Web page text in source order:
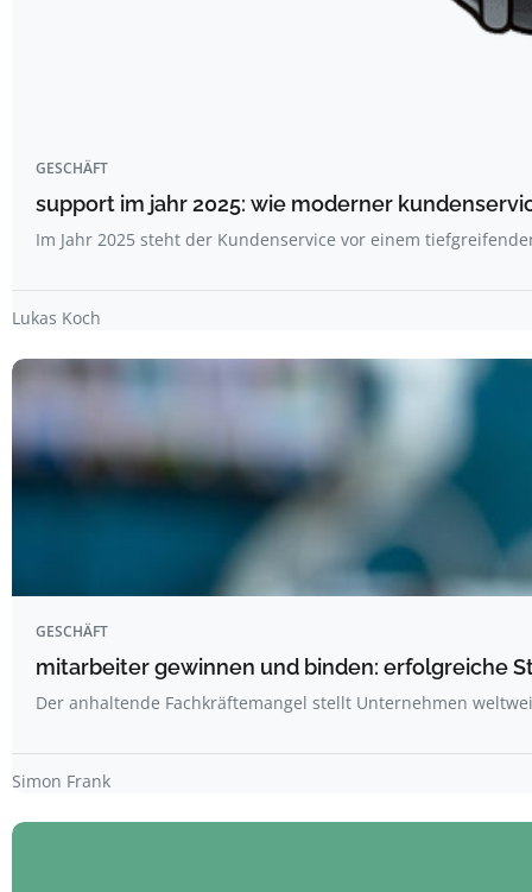
GESCHÄFT
support im jahr 2025: wie moderner
Im Jahr 2025 steht der Kundenservice vor einem
Lukas Koch
GESCHÄFT
mitarbeiter gewinnen und binden: erfolgreiche
Der anhaltende Fachkräftemangel stellt Unternehmen
Simon Frank